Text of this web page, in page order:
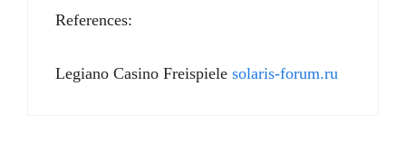
References:
Legiano Casino Freispiele solaris-forum.ru